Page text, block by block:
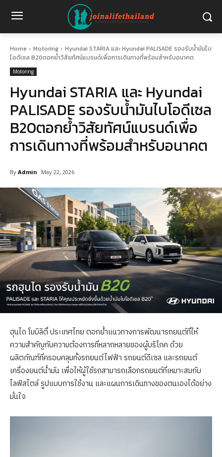
Home Motoring
Hyundai STARIA และ Hyundai PALISADE รองรับน้ำมันไบ
โอดีเซล B20ตอกย้ำวิสัยทัศน์แบรนด์เพื่อการเดินทางที่พร้อมสำหรับอนาคต
Motoring
Hyundai STARIA และ Hyundai
PALISADE รองรับน้ำมันไบโอดีเซล
B20ตอกย้ำวิสัยทัศน์แบรนด์เพื่อ
การเดินทางที่พร้อมสำหรับอนาคต
By Admin May 22, 2026
ฮุนได โมบิลิตี้ ประเทศไทย ตอกย้ำแนวทางการพัฒนารถยนต์ที่ให้
ความสำคัญกับความต้องการที่หลากหลายของผู้บริโภค ด้วย
ผลิตภัณฑ์ที่ครอบคลุมทั้งรถยนต์ไฟฟ้า รถยนต์ดีเซล และรถยนต์
เครื่องยนต์น้ำมัน เพื่อให้ผู้ใช้รถสามารถเลือกรถยนต์ที่เหมาะสมกับ
ไลฟ์สไตล์ รูปแบบการใช้งาน และแผนการเดินทางของตนเองได้อย่าง
มั่นใจ